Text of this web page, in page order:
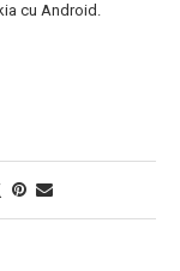
cu Android.